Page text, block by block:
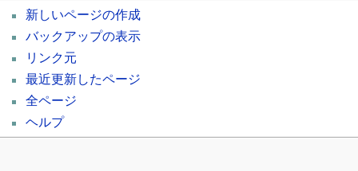
新しいページの作成
バックアップの表示
リンク元
最近更新したページ
全ページ
ヘルプ